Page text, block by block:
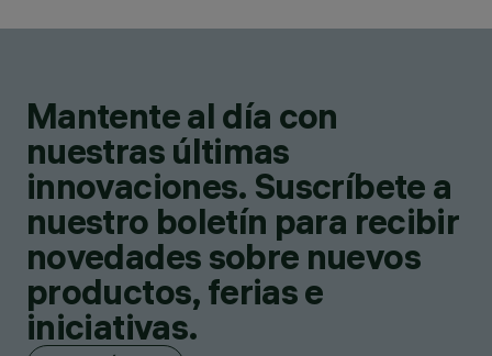
Mantente al día con
nuestras últimas
innovaciones. Suscríbete a
nuestro boletín para recibir
novedades sobre nuevos
productos, ferias e
iniciativas.